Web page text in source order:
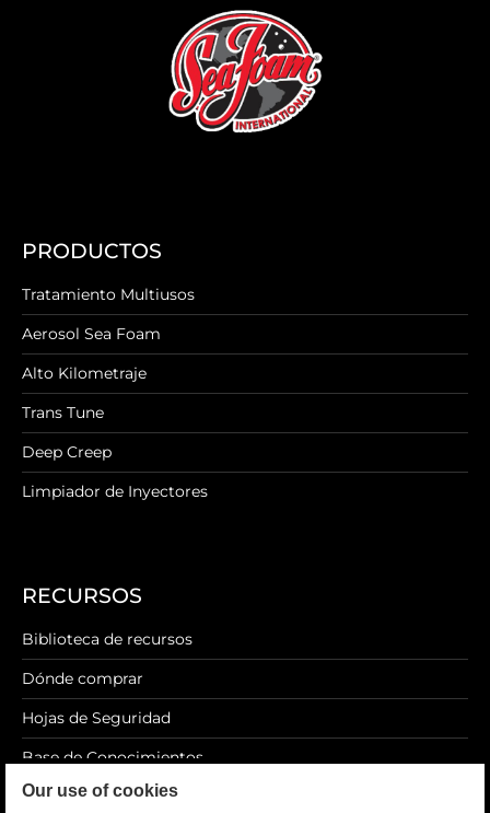
Our use of cookies
PRODUCTOS
Tratamiento Multiusos
Aerosol Sea Foam
Alto Kilometraje
Trans Tune
Deep Creep
Limpiador de Inyectores
RECURSOS
Biblioteca de recursos
Dónde comprar
Hojas de Seguridad
Base de Conocimientos
Blog